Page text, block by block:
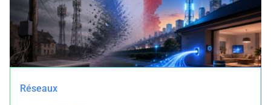
Réseaux